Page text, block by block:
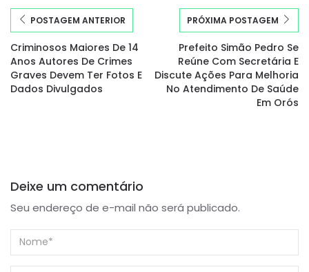
POSTAGEM ANTERIOR
Criminosos Maiores De 14
Anos Autores De Crimes
Graves Devem Ter Fotos E
Dados Divulgados
PRÓXIMA POSTAGEM
Prefeito Simão Pedro Se
Reúne Com Secretária E
Discute Ações Para Melhoria
No Atendimento De Saúde
Em Orós
Deixe um comentário
Seu endereço de e-mail não será publicado.